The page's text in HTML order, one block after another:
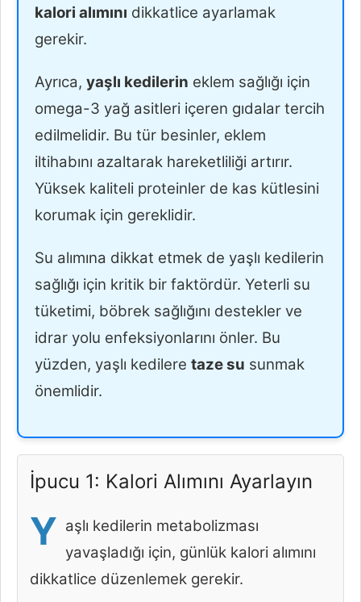
kalori alımını dikkatlice ayarlamak
gerekir.
Ayrıca, yaşlı kedilerin eklem sağlığı için
omega-3 yağ asitleri içeren gıdalar tercih
edilmelidir. Bu tür besinler, eklem
iltihabını azaltarak hareketliliği artırır.
Yüksek kaliteli proteinler de kas kütlesini
korumak için gereklidir.
Su alımına dikkat etmek de yaşlı kedilerin
sağlığı için kritik bir faktördür. Yeterli su
tüketimi, böbrek sağlığını destekler ve
idrar yolu enfeksiyonlarını önler. Bu
yüzden, yaşlı kedilere taze su sunmak
önemlidir.
İpucu 1: Kalori Alımını Ayarlayın
Y aşlı kedilerin metabolizması
yavaşladığı için, günlük kalori alımını
dikkatlice düzenlemek gerekir.